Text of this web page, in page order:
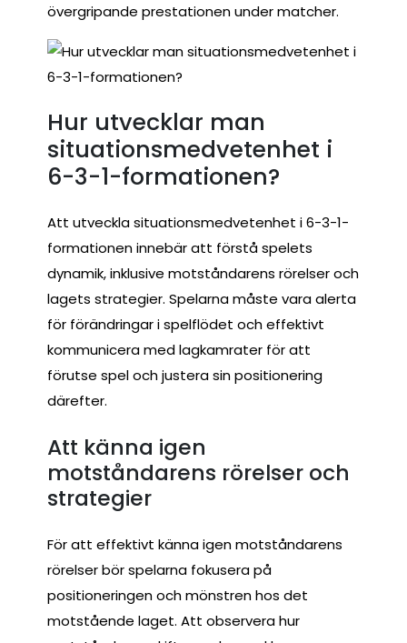
övergripande prestationen under matcher.
Hur utvecklar man
situationsmedvetenhet i
6-3-1-formationen?
Att utveckla situationsmedvetenhet i 6-3-1-
formationen innebär att förstå spelets
dynamik, inklusive motståndarens rörelser och
lagets strategier. Spelarna måste vara alerta
för förändringar i spelflödet och effektivt
kommunicera med lagkamrater för att
förutse spel och justera sin positionering
därefter.
Att känna igen
motståndarens rörelser och
strategier
För att effektivt känna igen motståndarens
rörelser bör spelarna fokusera på
positioneringen och mönstren hos det
motstående laget. Att observera hur